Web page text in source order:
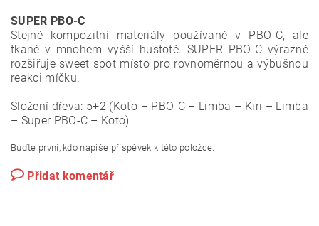
SUPER PBO-C
Stejné kompozitní materiály používané v PBO-C, ale
tkané v mnohem vyšší hustotě. SUPER PBO-C výrazně
rozšiřuje sweet spot místo pro rovnoměrnou a výbušnou
reakci míčku.
Složení dřeva: 5+2 (Koto – PBO-C – Limba – Kiri – Limba
– Super PBO-C – Koto)
Buďte první, kdo napíše příspěvek k této položce.
Přidat komentář